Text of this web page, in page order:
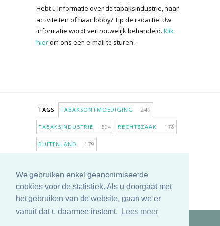
We gebruiken enkel geanonimiseerde
cookies voor de statistiek. Als u doorgaat met
het gebruiken van de website, gaan we er
vanuit dat u daarmee instemt.
Lees meer
Hebt u informatie over de tabaksindustrie, haar
activiteiten of haar lobby? Tip de redactie! Uw
informatie wordt vertrouwelijk behandeld. Klik
hierom ons een e-mail te sturen.
TAGS TABAKSONTMOEDIGING 249
TABAKSINDUSTRIE 504 RECHTSZAAK 178
BUITENLAND 179
ANTIROOKBELEID307 ONDERZOEK
MEER TAGS TONEN